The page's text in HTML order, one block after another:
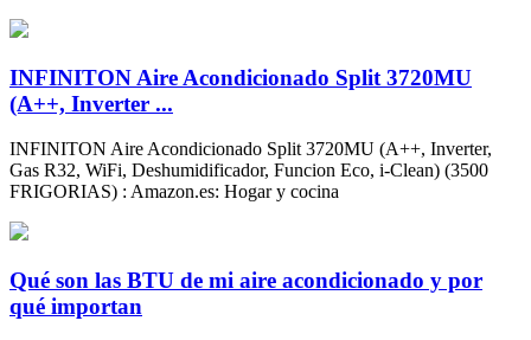
INFINITON Aire Acondicionado Split 3720MU
(A++, Inverter ...
INFINITON Aire Acondicionado Split 3720MU (A++, Inverter,
Gas R32, WiFi, Deshumidificador, Funcion Eco, i-Clean) (3500
FRIGORIAS) : Amazon.es: Hogar y cocina
Qué son las BTU de mi aire acondicionado y por
qué importan